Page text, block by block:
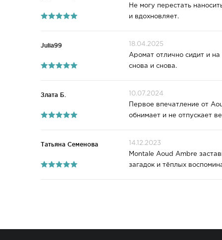
Не могу перестать
и вдохновляет.
Julia99
18.04.2025
Аромат отлично сидит и на
снова и снова.
Злата Б.
10.07.2024
Первое впечатление от
обнимает и не отпускает
Татьяна Семенова
14.12.2023
Montale Aoud Ambre
загадок и тёплых